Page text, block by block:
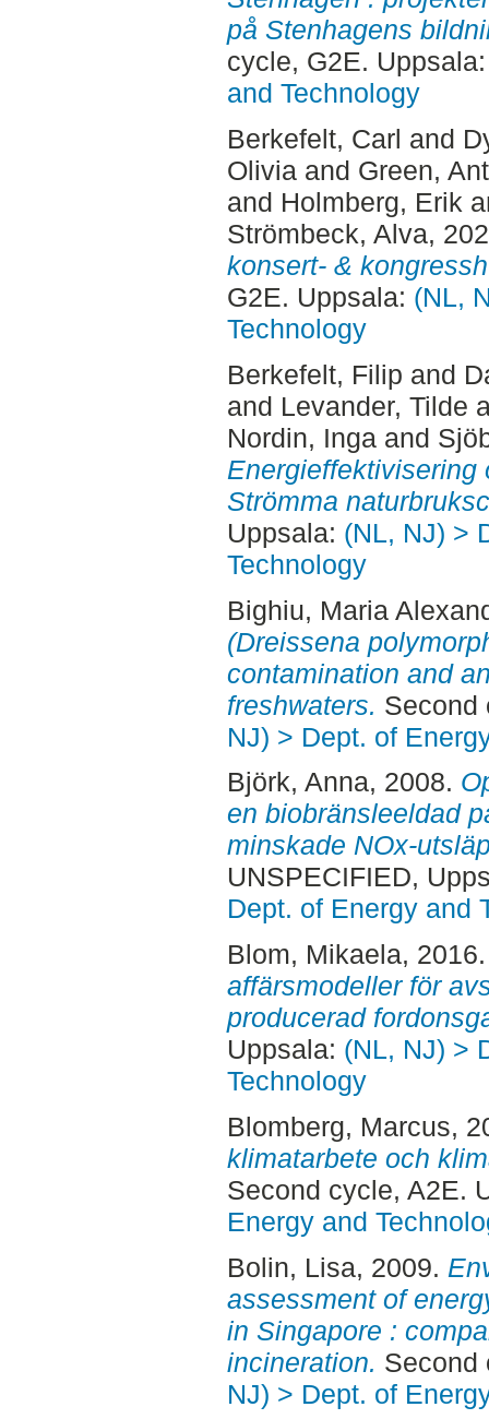
på Stenhagens
cycle, G2E.
and Technology
Berkefelt, Carl and
Oliviaand Green,
and Holmberg, Erik
Strömbeck, Alva,
konsert- &
G2E. Uppsala: (NL,
Technology
Berkefelt, Filip and
and Levander, Tilde
Nordin, Ingaand
Energieffektivisering
Strömma
Uppsala: (NL, NJ) >
Technology
Bighiu, Maria
(Dreissena
contamination and
freshwaters. Second
NJ) > Dept. of
Björk, Anna, 2008.
en biobränsleeldad
minskade NOx-
UNSPECIFIED,
Dept. of Energy and
Blom, Mikaela,
affärsmodeller för
producerad
Uppsala: (NL, NJ) >
Technology
Blomberg, Marcus,
klimatarbete och
Second cycle, A2E.
Energy and
Bolin, Lisa, 2009.
assessment of
in Singapore :
incineration. Second
NJ) > Dept. of